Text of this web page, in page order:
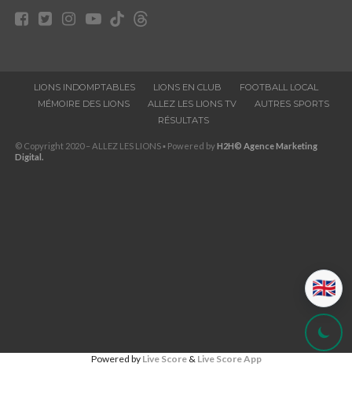
LIONS INDOMPTABLES LIONS EN CLUB
FOOTBALL LOCAL
MÉMOIRE DES LIONS
ALLEZ LES LIONS TV
AUTRES SPORTS
RÉSULTATS
© Copyright 2020 – ALLEZ LES LIONS ▪ Powered byH2H© Agence Marketing
Digital.
Powered by Live Score& Live Score App
🇬🇧